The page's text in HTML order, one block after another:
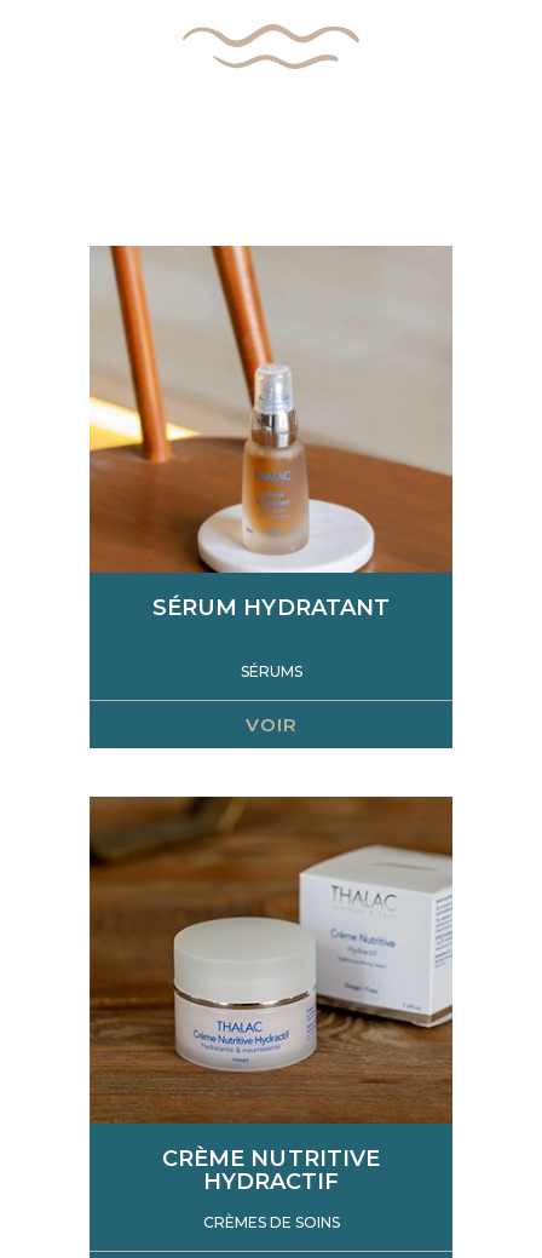
SÉRUM HYDRATANT
SÉRUMS
VOIR
CRÈME NUTRITIVE
HYDRACTIF
CRÈMES DE SOINS